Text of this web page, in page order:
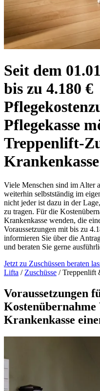
Seit dem
bis zu 4.180 €
Pflegekasse
Treppenlift-
Krankenkasse
Viele Menschen sind im Alter
weiterhin selbstständig im
nicht jeder ist dazu in der
zu tragen. Für die
Krankenkasse wenden, die
Voraussetzungen mit bis zu
informieren Sie über die
und beraten Sie gerne
Jetzt zu Zuschüssen beraten
Lifta / Zuschüsse / Treppenlift
Voraussetzungen
Kostenübernahme
Krankenkasse